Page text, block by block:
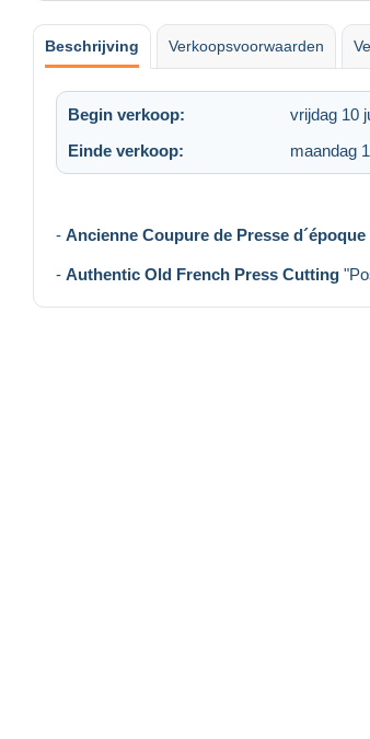
Beschrijving Verkoopsvoorwaarden
Begin verkoop: vrijdag 10
Einde verkoop:
maandag
- Ancienne Coupure de Presse d´époque
- Authentic Old French Press Cutting